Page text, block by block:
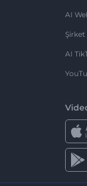
AI
Şirket
AI